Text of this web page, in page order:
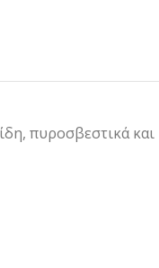
πυροσβεστικά και